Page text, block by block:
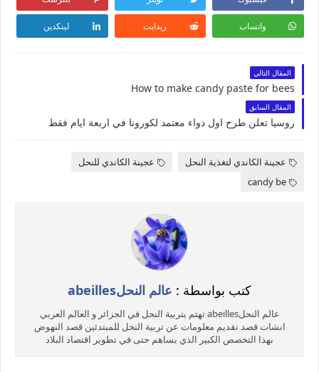
واتساب ريدايت لينكدين
المقال التالي
How to make candy paste for bees
المقال السابق
روسيا تعلن طرح اول دواء معتمد لكورونا في اربعة ايام فقط
عجينة الكاندي لتغذية النحل
عجينة الكاندي للنحل
candy be
كتب بواسطة : عالم النحلabeilles
عالم النحلabeilles تهتم بتربية النحل في الجزائر و العالم العربي
انشات قصد تقديم معلومات عن تربية النحل للمبتدئين قصد النهوض
بهذا التخصص الكبير الذي يساهم حتى في تطوير اقتصاد البلاد